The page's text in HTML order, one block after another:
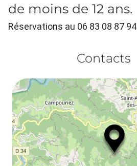
de moins de 12 ans.
Réservations au 06 83 08 87 94
Contacts